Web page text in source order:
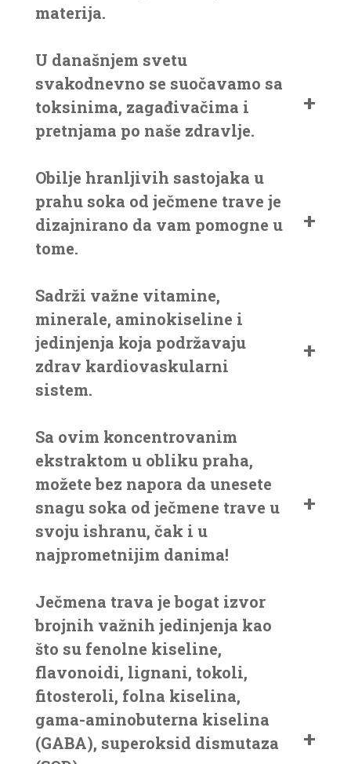
materija.
U današnjem svetu
svakodnevno se suočavamo sa
toksinima, zagađivačima i
pretnjama po naše zdravlje.
Obilje hranljivih sastojaka u
prahu soka od ječmene trave je
dizajnirano da vam pomogne u
tome.
Sadrži važne vitamine,
minerale, aminokiseline i
jedinjenja koja podržavaju
zdrav kardiovaskularni
sistem.
Sa ovim koncentrovanim
ekstraktom u obliku praha,
možete bez napora da unesete
snagu soka od ječmene trave u
svoju ishranu, čak i u
najprometnijim danima!
Ječmena trava je bogat izvor
brojnih važnih jedinjenja kao
što su fenolne kiseline,
flavonoidi, lignani, tokoli,
fitosteroli, folna kiselina,
gama-aminobuterna kiselina
(GABA), superoksid dismutaza